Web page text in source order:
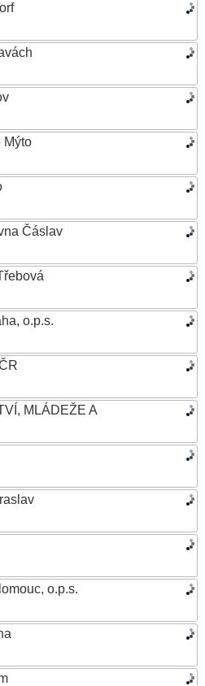
Mýto
Čáslav
o.p.s.
MLÁDEŽE A
o.p.s.